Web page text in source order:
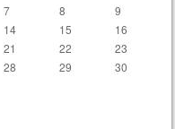
7 8
9
14 15
16
21 22
23
28 29
30